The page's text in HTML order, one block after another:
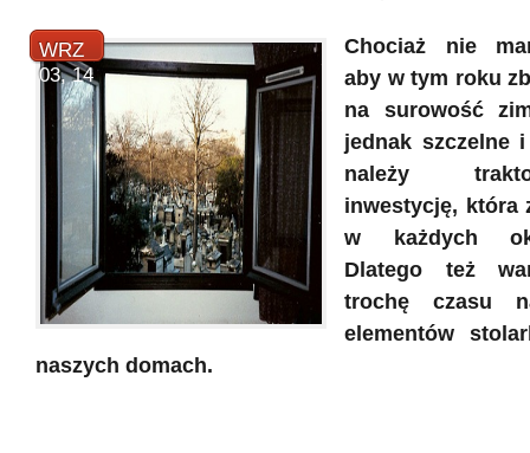
WRZ
03, 14
Chociaż nie
aby w tym roku
na surowość
jednak szczelne
należy
inwestycję, która
w każdych
Dlatego też
trochę czasu
elementów
naszych domach.